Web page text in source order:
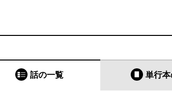
話の一覧 単行本